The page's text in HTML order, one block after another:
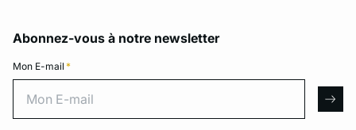
Abonnez-vous à notre newsletter
Mon E-mail *